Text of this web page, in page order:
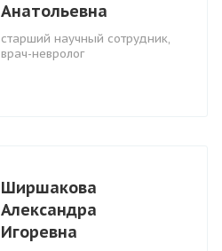
Анатольевна
старший научный сотрудник,
врач-невролог
Ширшакова
Александра
Игоревна